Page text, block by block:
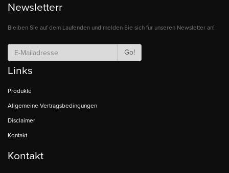
Newsletterr
Bleiben Sie auf dem Laufenden und melden Sie sich für unseren Newsletter an!
Go!
Links
Produkte
Allgemeine Vertragsbedingungen
Disclaimer
Kontakt
Kontakt